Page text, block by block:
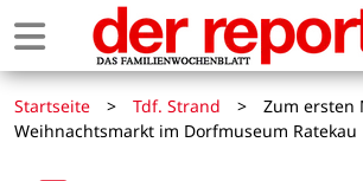
Startseite > Tdf. Strand >
Zum ersten
Weihnachtsmarkt im Dorfmuseum Ratekau